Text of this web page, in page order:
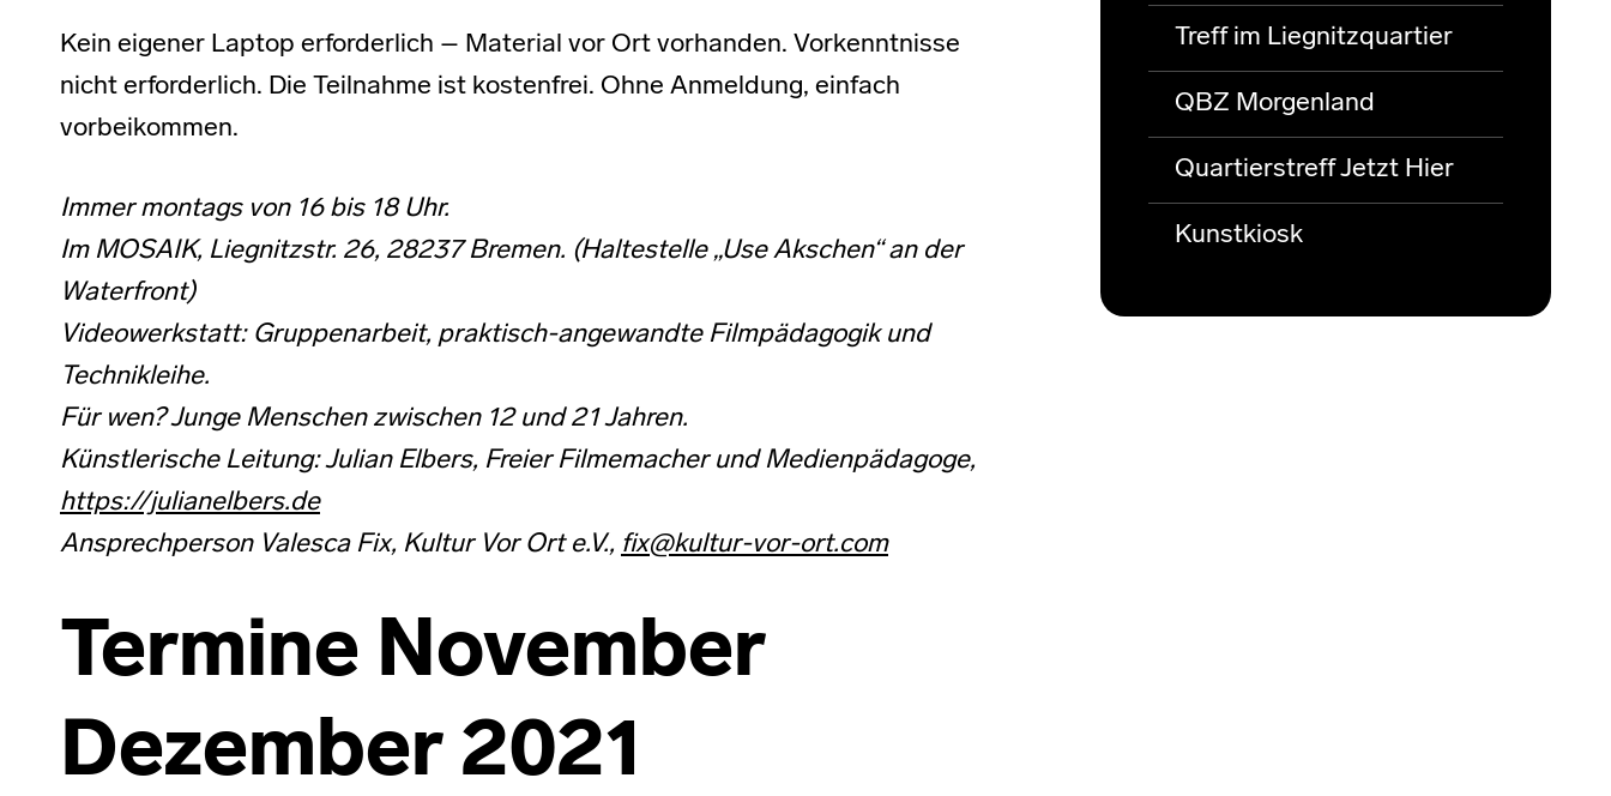
Kein eigener Laptop erforderlich – Material vor Ort vorhanden. Vorkenntnisse
nicht erforderlich. Die Teilnahme ist kostenfrei. Ohne Anmeldung, einfach
vorbeikommen.
Immer montags von 16 bis 18 Uhr.
Im MOSAIK, Liegnitzstr. 26, 28237 Bremen. (Haltestelle „Use Akschen“ an der
Waterfront)
Videowerkstatt: Gruppenarbeit, praktisch-angewandte Filmpädagogik und
Technikleihe.
Für wen? Junge Menschen zwischen 12 und 21 Jahren.
Künstlerische Leitung: Julian Elbers, Freier Filmemacher und Medienpädagoge,
https://julianelbers.de
Ansprechperson Valesca Fix, Kultur Vor Ort e.V., fix@kultur-vor-ort.com
Termine November
Dezember 2021
Treff im Liegnitzquartier
QBZ Morgenland
Quartierstreff Jetzt Hier
Kunstkiosk